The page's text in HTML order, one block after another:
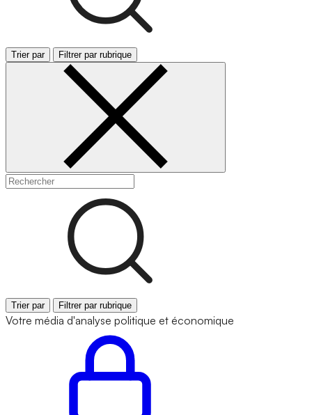
Trier par Filtrer par rubrique
Trier par Filtrer par rubrique
Votre média d'analyse politique et économique